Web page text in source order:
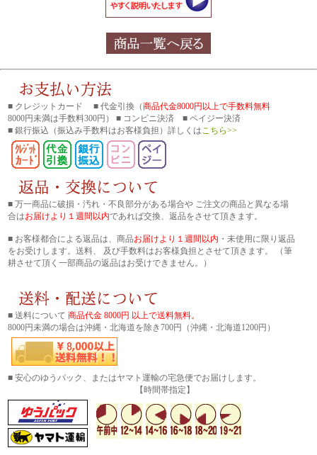
■ クレジットカード ■ 代金引換（商品代金8000円以上で手数料無料
8000円未満は手数料300円） ■ コンビニ決済 ■ ペイジー決済
■ 銀行振込 （振込み手数料はお客様負担）詳しくは こちら>>
■ 万一商品に破損・汚れ・不良部分がある場合や ご注文の商品と異なる場
合はお届けより１週間以内であれば交換、返品をさせて頂きます。
■ お客様都合による返品は、商品お届けより１週間以内 ・未使用に限り返品
をお受けします。送料、 及び手数料はお客様負担とさせて頂きます。 （筆
耕させて頂く一部商品の返品はお受けできません。）
■ 送料について 商品代金 8000円 以上で送料無料。
8000円未満の場合は沖縄・北海道を除き700円（沖縄・北海道1200円）
■ 安心のゆうパック、またはヤマト運輸の宅急便でお届けします。
【時間帯指定】